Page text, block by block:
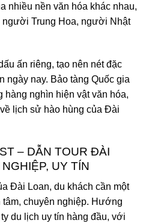
nhiều nền văn hóa khác nhau,
Trung Hoa, người Nhật
ấn riêng, tạo nên nét đặc
ngày nay. Bảo tàng Quốc gia
nghìn hiện vật văn hóa,
lịch sử hào hùng của Đài
– DẪN TOUR ĐÀI
UY TÍN
Đài Loan, du khách cần một
chuyên nghiệp. Hướng
du lịch uy tín hàng đầu, với